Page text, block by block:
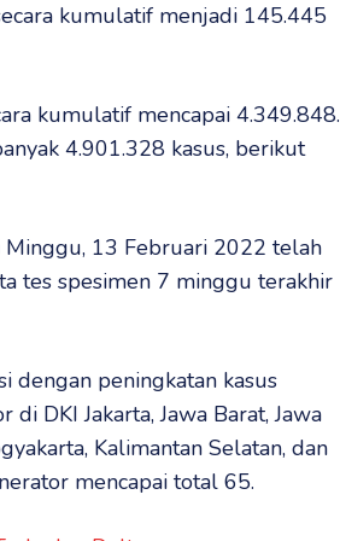
kumulatif menjadi 145.445
kumulatif mencapai 4.349.848.
4.901.328 kasus, berikut
Minggu, 13 Februari 2022 telah
tes spesimen 7 minggu terakhir
dengan peningkatan kasus
DKI Jakarta, Jawa Barat, Jawa
Kalimantan Selatan, dan
mencapai total 65.